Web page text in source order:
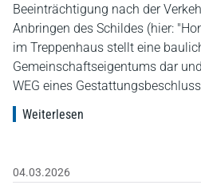
Beeinträchtigung nach der
Anbringen des Schildes (hier:
im Treppenhaus stellt eine
Gemeinschaftseigentums dar
WEG eines
Weiterlesen
04.03.2026